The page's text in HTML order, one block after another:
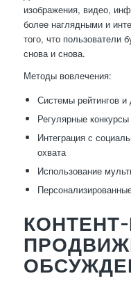
изображения, видео,
более наглядными и
того, что пользователи
снова и снова.
Методы вовлечения:
Системы рейтингов и
Регулярные
Интеграция с
охвата
Использование